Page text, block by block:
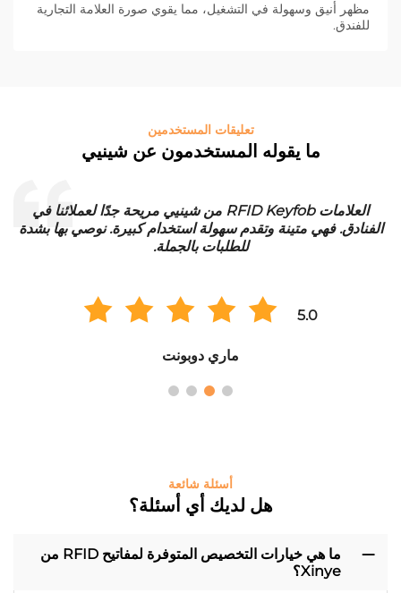
مظهر أنيق وسهولة في التشغيل، مما يقوي صورة العلامة التجارية
للفندق.
تعليقات المستخدمين
ما يقوله المستخدمون عن شينيي
العلامات RFID Keyfob من شينيي مريحة جدًا لعملائنا في
الفنادق. فهي متينة وتقدم سهولة استخدام كبيرة. نوصي بها بشدة
للطلبات بالجملة.
5.0
ماري دوبونت
أسئلة شائعة
هل لديك أي أسئلة؟
ما هي خيارات التخصيص المتوفرة لمفاتيح RFID من
Xinye؟